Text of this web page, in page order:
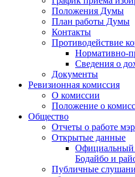
Положения Думы
План работы Думы
Контакты
Противодействие
Нормативно-
Сведения о
Документы
Ревизионная комиссия
О комиссии
Положение о
Общество
Отчеты о работе
Открытые данные
Официальный
Бодайбо и
Публичные